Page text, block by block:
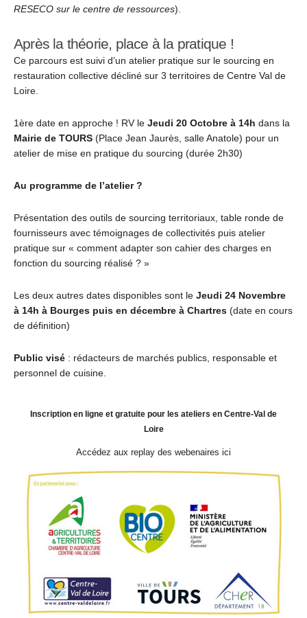
RESECO sur le centre de ressources).
Après la théorie, place à la pratique !
Ce parcours est suivi d’un atelier pratique sur le sourcing en
restauration collective décliné sur 3 territoires de Centre Val de
Loire.
1ère date en approche ! RV le Jeudi 20 Octobre à 14h dans la
Mairie de TOURS (Place Jean Jaurès, salle Anatole) pour un
atelier de mise en pratique du sourcing (durée 2h30)
Au programme de l’atelier ?
Présentation des outils de sourcing territoriaux, table ronde de
fournisseurs avec témoignages de collectivités puis atelier
pratique sur « comment adapter son cahier des charges en
fonction du sourcing réalisé ? »
Les deux autres dates disponibles sont le Jeudi 24 Novembre
à 14h à Bourges puis en décembre à Chartres (date en cours
de définition)
Public visé : rédacteurs de marchés publics, responsable et
personnel de cuisine.
Inscription en ligne et gratuite pour les ateliers en Centre-Val de
Loire
Accédez aux replay des webenaires ici